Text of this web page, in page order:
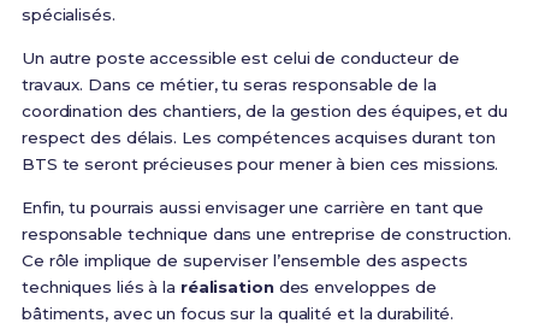
spécialisés.
Un autre poste accessible est celui de conducteur de
travaux. Dans ce métier, tu seras responsable de la
coordination des chantiers, de la gestion des équipes, et du
respect des délais. Les compétences acquises durant ton
BTS te seront précieuses pour mener à bien ces missions.
Enfin, tu pourrais aussi envisager une carrière en tant que
responsable technique dans une entreprise de construction.
Ce rôle implique de superviser l’ensemble des aspects
techniques liés à la réalisationdes enveloppes de
bâtiments, avec un focus sur la qualité et la durabilité.